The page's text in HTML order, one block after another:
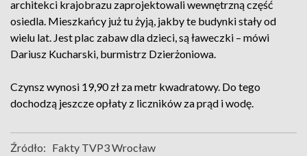
architekci krajobrazu zaprojektowali wewnętrzną część
osiedla. Mieszkańcy już tu żyją, jakby te budynki stały od
wielu lat. Jest plac zabaw dla dzieci, są ławeczki – mówi
Dariusz Kucharski, burmistrz Dzierżoniowa.
Czynsz wynosi 19,90 zł za metr kwadratowy. Do tego
dochodzą jeszcze opłaty z liczników za prąd i wodę.
Źródło: Fakty TVP3 Wrocław